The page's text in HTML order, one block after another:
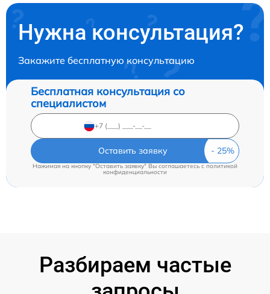
Нужна консультация?
Закажите бесплатную консультацию
Бесплатная консультация со
специалистом
Оставить заявку
Нажимая на кнопку "Оставить заявку" Вы соглашаетесь cполитикой
конфиденциальности
Разбираем частые